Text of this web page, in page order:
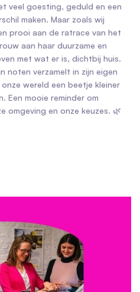
veel goesting, geduld en een
maken. Maar zoals wij
prooi aan de ratrace van het
aan haar duurzame en
met wat er is, dichtbij huis.
noten verzamelt in zijn eigen
wereld een beetje kleiner
Een mooie reminder om
omgeving en onze keuzes. 🌿